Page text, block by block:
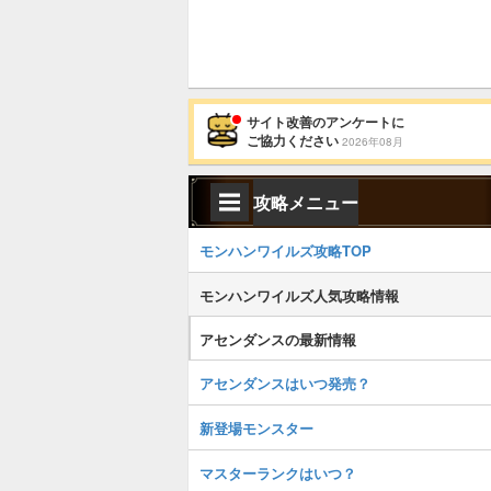
サイト改善のアンケートに
ご協力ください 2026年08月
攻略メニュー
モンハンワイルズ攻略TOP
モンハンワイルズ人気攻略情報
アセンダンスの最新情報
アセンダンスはいつ発売？
新登場モンスター
マスターランクはいつ？